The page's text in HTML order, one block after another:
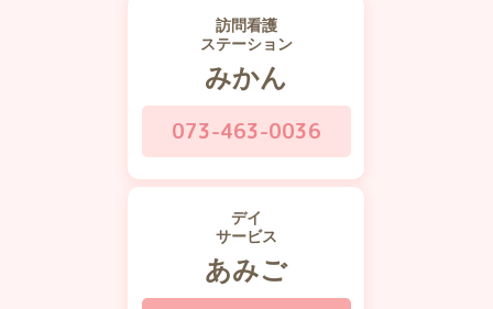
訪問看護
ステーション
みかん
073-463-0036
デイ
サービス
あみご